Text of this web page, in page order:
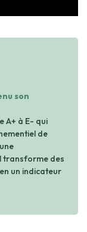
son
A+ à E- qui
de
transforme des
un indicateur